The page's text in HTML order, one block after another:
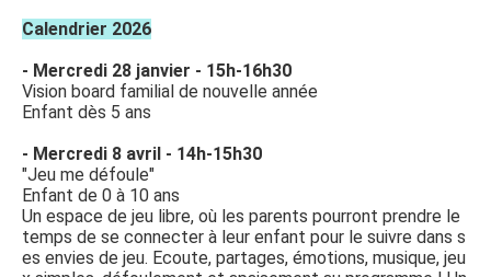
Calendrier 2026
- Mercredi 28 janvier - 15h-16h30
Vision board familial de nouvelle année
Enfant dès 5 ans
- Mercredi 8 avril - 14h-15h30
"Jeu me défoule"
Enfant de 0 à 10 ans
Un espace de jeu libre, où les parents pourront prendre le
temps de se connecter à leur enfant pour le suivre dans s
es envies de jeu. Ecoute, partages, émotions, musique, jeu